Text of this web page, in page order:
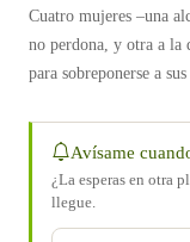
Cuatro mujeres –una
no perdona, y otra a la
para sobreponerse a
Avísame
¿La esperas en otra
llegue.